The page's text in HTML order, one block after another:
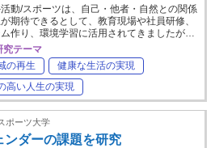
動/スポーツは、自己・他者・自然との関係
期待できるとして、教育現場や社員研修、
作り、環境学習に活用されてきましたが…
究テーマ
の再生
健康な生活の実現
高い人生の実現
ポーツ大学
ンダーの課題を研究